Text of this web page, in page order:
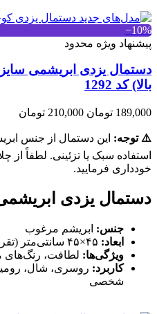
‎−10%
پیشنهاد ویژه محدود
بالا) کد 1292
189,000 تومان 210,000 تومان
⚠️ توجه: این دستمال از جنس
استفاده سبک یا تزئینی. لطفاً
خودداری فرمایید.
دستمال یزدی
جنس: ابریشم مرغوب
ابعاد:
ویژگی‌ها: لطافت، رنگ‌های
کاربرد: روسری، شال،
شخصی